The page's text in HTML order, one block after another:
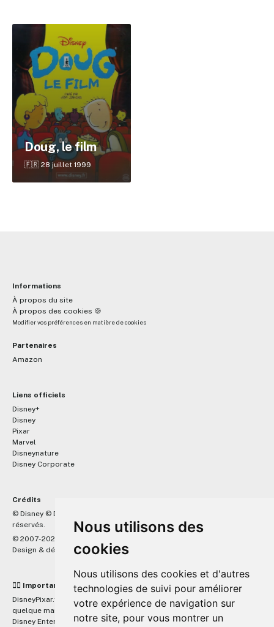
Nous utilisons des
cookies
Nous utilisons des cookies et d'autres
technologies de suivi pour améliorer
votre expérience de navigation sur
notre site, pour vous montrer un
Doug, le film
🇫🇷 28 juillet 1999
Informations
À propos du site
À propos des cookies 🍪
Modifier vos préférences en matière de cookies
Partenaires
Amazon
Liens officiels
Disney+
Disney
Pixar
Marvel
Disneynature
Disney Corporate
Crédits
© Disney © Disney/Pixar © &
réservés.
© 2007-2026 DisneyPixar.fr
Design & développement : MonsieurPaul
☝🏼 Important
DisneyPixar.fr est un site indépendant et n'est en aucun cas lié de
quelque manière que ce soit avec The Walt Disney Company, Pixar,
Disney Enterprises, Inc ou leurs dérivés ou associés. Toute demande
✕